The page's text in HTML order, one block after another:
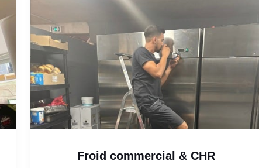
Froid commercial & CHR